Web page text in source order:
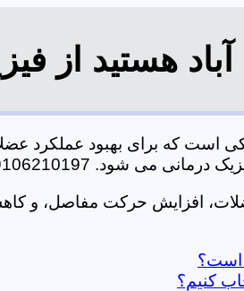
هستید از
است که برای بهبود
خانم دکتر دمیرچی
افزایش حرکت مفاصل، و
است؟
کنیم؟